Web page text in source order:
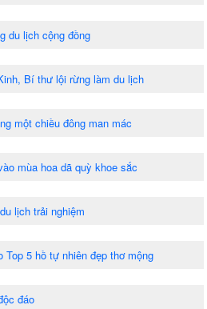
du lịch cộng đồng
Bí thư lội rừng làm du lịch
một chiều đông man mác
mùa hoa dã quỳ khoe sắc
lịch trải nghiệm
Top 5 hồ tự nhiên đẹp thơ mộng
đáo